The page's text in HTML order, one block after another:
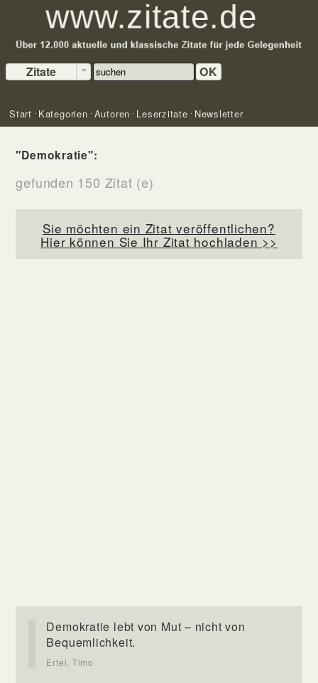
Zitate OK
Start Kategorien Autoren Leserzitate Newsletter
"Demokratie":
gefunden 150 Zitat (e)
Sie möchten ein Zitat veröffentlichen?
Hier können Sie Ihr Zitat hochladen >>
Demokratie lebt von Mut – nicht von
Bequemlichkeit.
Ertel, Timo